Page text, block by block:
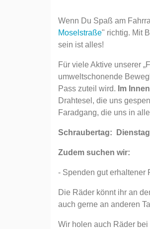
Wenn Du Spaß am
Moselstraße" richtig. Mit
sein ist alles!
Für viele Aktive unserer
umweltschonende
Pass zuteil wird. Im
Drahtesel, die uns
Faradgang, die uns in
Schraubertag:
Zudem suchen wir:
- Spenden gut erhaltener
Die Räder könnt ihr an
auch gerne an anderen
Wir holen auch Räder